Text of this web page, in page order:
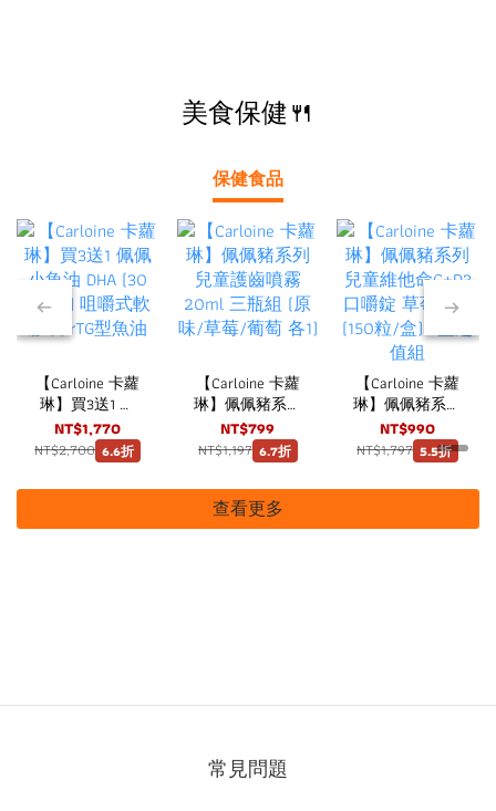
美食保健🍴
保健食品
【Carloine 卡蘿
琳】買3送1 佩
佩小魚油 DHA
(30粒/盒) 咀嚼
式軟膠囊 rTG型
魚油
NT$1,770
NT$2,700 6.6折
【Carloine 卡蘿
琳】佩佩豬系列
兒童護齒噴霧
20ml 三瓶組
(原味/草莓/葡
萄 各1)
NT$799
NT$1,197 6.7折
【Carloine 卡蘿
琳】佩佩豬系列
兒童維他命
C+D3 口嚼錠 草
莓口味 (150粒/
盒) 3盒超值組
NT$990
NT$1,797 5.5折
查看更多
常見問題